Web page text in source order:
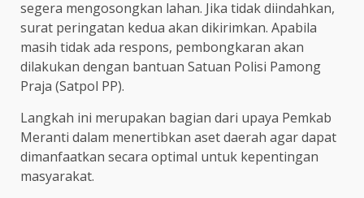
segera mengosongkan lahan. Jika tidak diindahkan,
surat peringatan kedua akan dikirimkan. Apabila
masih tidak ada respons, pembongkaran akan
dilakukan dengan bantuan Satuan Polisi Pamong
Praja (Satpol PP).
Langkah ini merupakan bagian dari upaya Pemkab
Meranti dalam menertibkan aset daerah agar dapat
dimanfaatkan secara optimal untuk kepentingan
masyarakat.